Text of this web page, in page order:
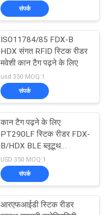
संपर्क
ISO11784/85 FDX-B
HDX संगत RFID स्टिक रीडर
मवेशी कान टैग पढ़ने के लिए
usd 350 MOQ:1
संपर्क
कान टैग पढ़ने के लिए
PT290LF स्टिक रीडर FDX-
B/HDX BLE ब्लूटूथ
ISO11784/5
USD 350 MOQ:1
संपर्क
आरएफआईडी स्टिक रीडर